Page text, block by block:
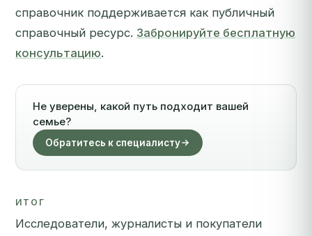
справочник поддерживается как публичный
справочный ресурс. Забронируйте бесплатную
консультацию.
Не уверены, какой путь подходит вашей
семье?
Обратитесь к специалисту
ИТОГ
Исследователи, журналисты и покупатели